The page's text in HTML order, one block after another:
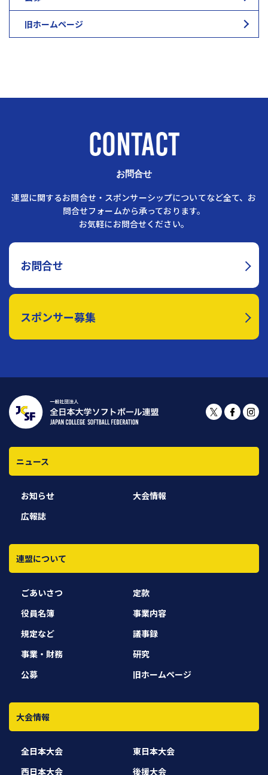
旧ホームページ
CONTACT
お問合せ
連盟に関するお問合せ・スポンサーシップについてなど全て、お
問合せフォームから承っております。
お気軽にお問合せください。
お問合せ
スポンサー募集
ニュース
お知らせ
大会情報
広報誌
連盟について
ごあいさつ
定款
役員名簿
事業内容
規定など
議事録
事業・財務
研究
公募
旧ホームページ
大会情報
全日本大会
東日本大会
西日本大会
後援大会